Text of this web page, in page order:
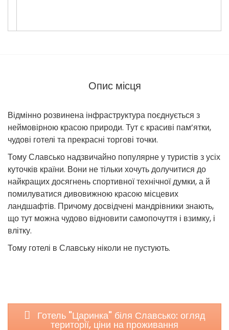
Опис місця
Відмінно розвинена інфраструктура поєднується з
неймовірною красою природи. Тут є красиві пам’ятки,
чудові готелі та прекрасні торгові точки.
Тому Славсько надзвичайно популярне у туристів з усіх
куточків країни. Вони не тільки хочуть долучитися до
найкращих досягнень спортивної технічної думки, а й
помилуватися дивовижною красою місцевих
ландшафтів. Причому досвідчені мандрівники знають,
що тут можна чудово відновити самопочуття і взимку, і
влітку.
Тому готелі в Славську ніколи не пустують.
Готель "Царинка" біля Славсько: огляд
території, ціни на проживання